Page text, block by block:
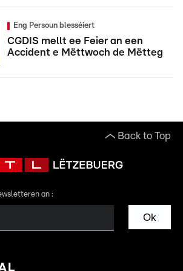
Eng Persoun blesséiert
CGDIS mellt ee Feier an een
Accident e Mëttwoch de Mëtteg
Back to Top
an :
Ok